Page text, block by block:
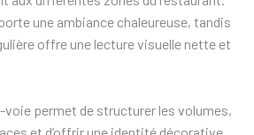
une ambiance chaleureuse, tandis
offre une lecture visuelle nette et
voie permet de structurer les volumes,
et d’offrir une identité décorative